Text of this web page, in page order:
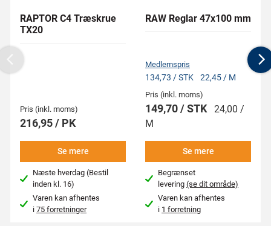
RAPTOR C4 Træskrue
TX20
Pris (inkl. moms)
216,95 / PK
Se mere
Næste hverdag (Bestil
inden kl. 16)
Varen kan afhentes
i75 forretninger
RAW Reglar 47x100 mm
Medlemspris
134,73 / STK 22,45 / M
Pris (inkl. moms)
149,70 / STK 24,00 /
M
Se mere
Begrænset
levering(se dit område)
Varen kan afhentes
i 1 forretning
Previous